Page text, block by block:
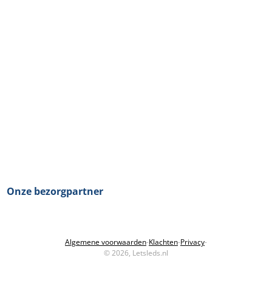
Onze bezorgpartner
Algemene voorwaarden-Klachten-Privacy-
© 2026, Letsleds.nl